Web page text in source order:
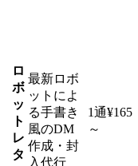
ロ
ボ
ッ
ト
レ
タ
最新ロボ
ットによ
る手書き
風のDM
作成・封
入代行
1通¥165
～